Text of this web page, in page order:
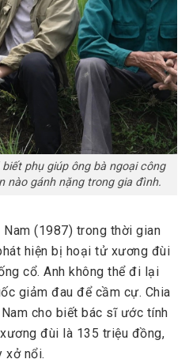
phụ giúp ông bà ngoại công
nào gánh nặng trong gia đình.
Nam (1987) trong thời gian
hiện bị hoại tử xương đùi
cổ. Anh không thể đi lại
giảm đau để cầm cự. Chia
cho biết bác sĩ ước tính
đùi là 135 triệu đồng,
xở nổi.